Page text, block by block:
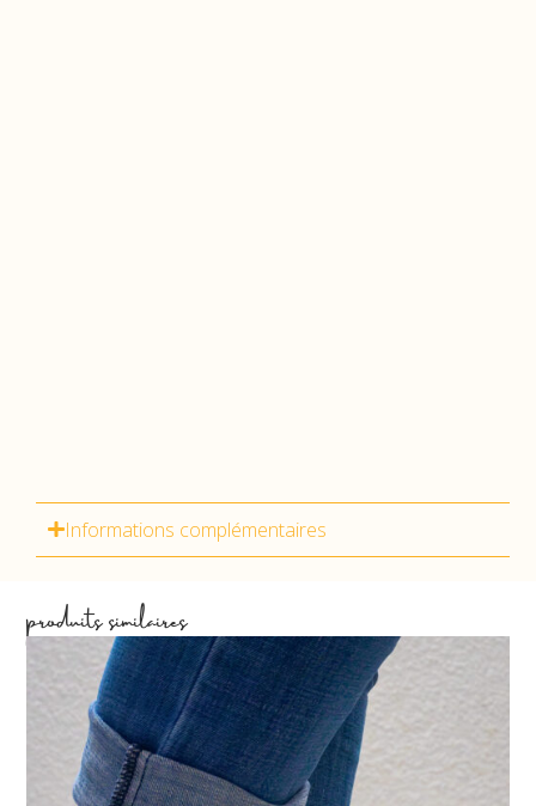
Informations complémentaires
produits similaires